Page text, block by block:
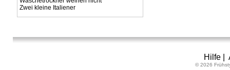
Zwei kleine Italiener
Hilfe|
© 2026